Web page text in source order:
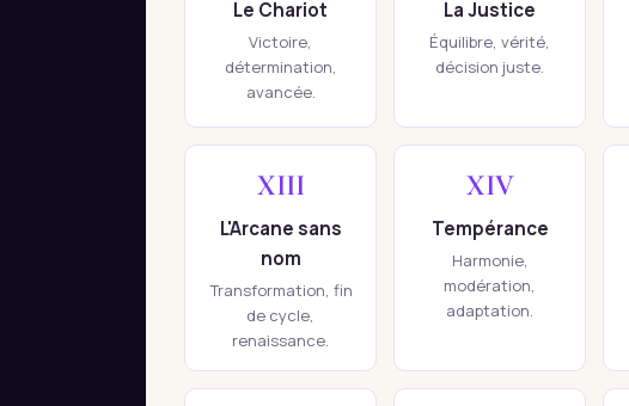
Le Chariot
Victoire,
détermination,
avancée.
La Justice
Équilibre, vérité,
décision juste.
XIII
L'Arcane sans
nom
Transformation, fin
de cycle,
renaissance.
XIV
Tempérance
Harmonie,
modération,
adaptation.